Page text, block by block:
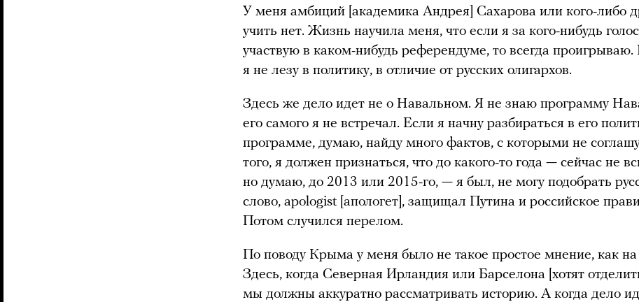
У меня амбиций [академика Андрея] Сахарова или кого-либо
учить нет. Жизнь научила меня, что если я за кого-нибудь
участвую в каком-нибудь референдуме, то всегда проигрываю.
я не лезу в политику, в отличие от русских олигархов.
Здесь же дело идет не о Навальном. Я не знаю программу
его самого я не встречал. Если я начну разбираться в его
программе, думаю, найду много фактов, с которыми не
того, я должен признаться, что до какого-то года — сейчас не
но думаю, до 2013 или 2015-го, — я был, не могу подобрать
слово, apologist [апологет], защищал Путина и российское
Потом случился перелом.
По поводу Крыма у меня было не такое простое мнение, как на
Здесь, когда Северная Ирландия или Барселона [хотят
мы должны аккуратно рассматривать историю. А когда дело